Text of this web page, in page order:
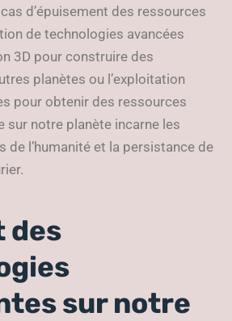
d’épuisement des ressources
de technologies avancées
3D pour construire des
planètes ou l’exploitation
pour obtenir des ressources
sur notre planète incarne les
de l’humanité et la persistance de
des
sur notre